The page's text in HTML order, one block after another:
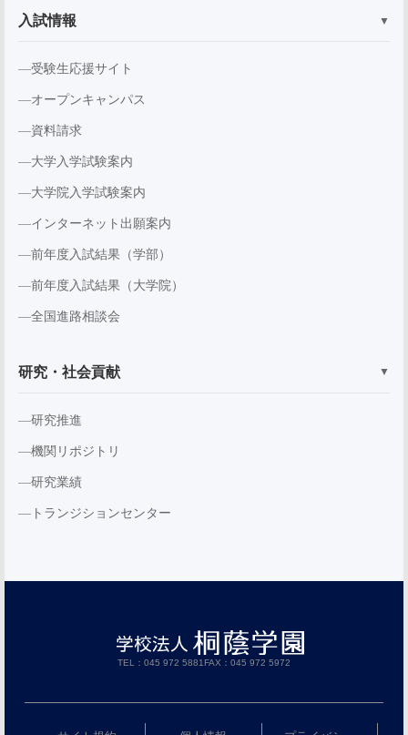
入試情報 ▼
受験生応援サイト
オープンキャンパス
資料請求
大学入学試験案内
大学院入学試験案内
インターネット出願案内
前年度入試結果（学部）
前年度入試結果（大学院）
全国進路相談会
研究・社会貢献 ▼
研究推進
機関リポジトリ
研究業績
トランジションセンター
TEL：045 972 5881FAX：045 972 5972